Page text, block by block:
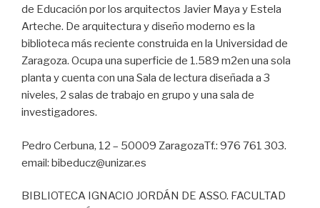
de Educación por los arquitectos Javier Maya y Estela
Arteche. De arquitectura y diseño moderno es la
biblioteca más reciente construida en la Universidad de
Zaragoza. Ocupa una superficie de 1.589 m2en una sola
planta y cuenta con una Sala de lectura diseñada a 3
niveles, 2 salas de trabajo en grupo y una sala de
investigadores.
Pedro Cerbuna, 12 – 50009 ZaragozaTf.: 976 761 303.
email: bibeducz@unizar.es
BIBLIOTECA IGNACIO JORDÁN DE ASSO. FACULTAD